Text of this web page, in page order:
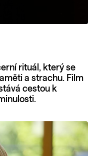
rituál, který se
a strachu. Film
cestou k